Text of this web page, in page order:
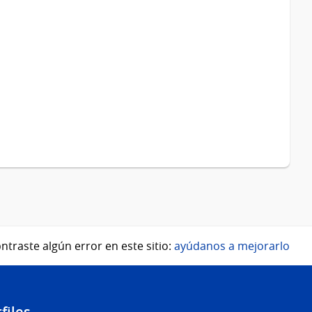
algún error en este sitio: ayúdanos a mejorarlo